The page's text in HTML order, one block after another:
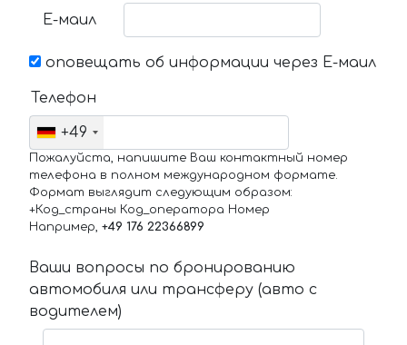
Е-маил
оповещать об информации через Е-маил
Телефон
+49
Пожалуйста, напишите Ваш контактный номер
телефона в полном международном формате.
Формат выглядит следующим образом:
+Код_страны Код_оператора Номер
Например, +49 176 22366899
Ваши вопросы по бронированию
автомобиля или трансферу (авто с
водителем)